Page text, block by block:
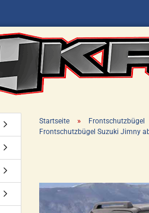
Startseite » Frontschutzbügel
Frontschutzbügel Suzuki Jimny